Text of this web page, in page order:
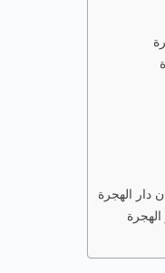
دار الهجرة